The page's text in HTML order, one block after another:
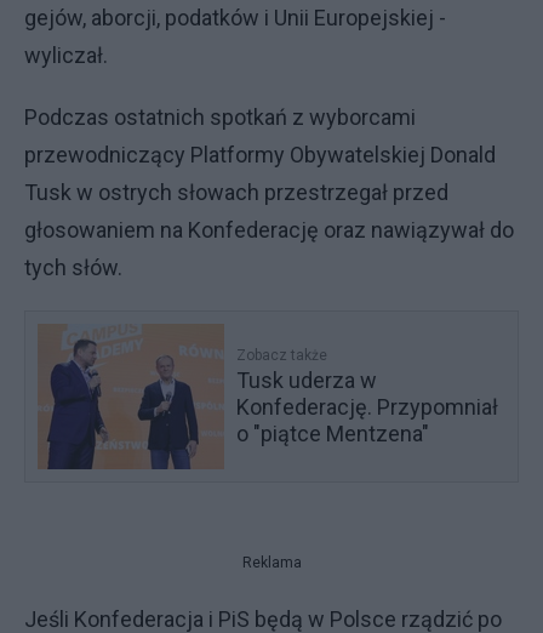
gejów, aborcji, podatków i Unii Europejskiej -
wyliczał.
Podczas ostatnich spotkań z wyborcami
przewodniczący Platformy Obywatelskiej Donald
Tusk w ostrych słowach przestrzegał przed
głosowaniem na Konfederację oraz nawiązywał do
tych słów.
Zobacz także
Tusk uderza w
Konfederację. Przypomniał
o "piątce Mentzena"
Reklama
Jeśli Konfederacja i PiS będą w Polsce rządzić po